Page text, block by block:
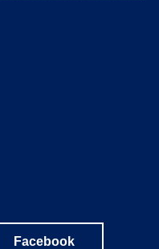
Facebook